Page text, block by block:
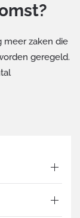
meer zaken die
geregeld.